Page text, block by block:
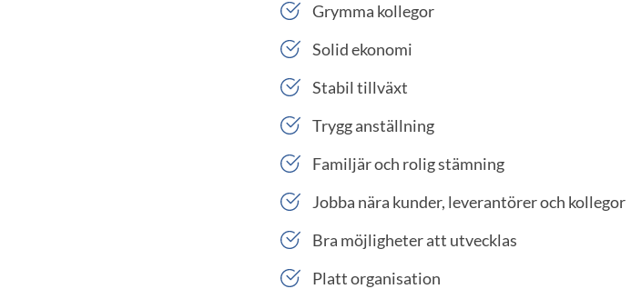
Grymma kollegor
Solid ekonomi
Stabil tillväxt
Trygg anställning
Familjär och rolig stämning
Jobba nära kunder, leverantörer och kollegor
Bra möjligheter att utvecklas
Platt organisation